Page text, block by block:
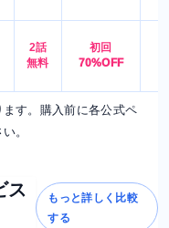
2話
無料
初回
70%OFF
す。購入前に各公式ペ
。
ス
もっと詳しく比較
する